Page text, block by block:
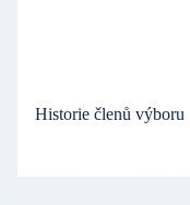
Historie členů výboru